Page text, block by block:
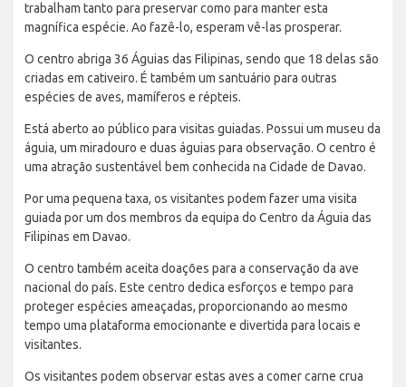
trabalham tanto para preservar como para manter esta
magnífica espécie. Ao fazê-lo, esperam vê-las prosperar.
O centro abriga 36 Águias das Filipinas, sendo que 18 delas são
criadas em cativeiro. É também um santuário para outras
espécies de aves, mamíferos e répteis.
Está aberto ao público para visitas guiadas. Possui um museu da
águia, um miradouro e duas águias para observação. O centro é
uma atração sustentável bem conhecida na Cidade de Davao.
Por uma pequena taxa, os visitantes podem fazer uma visita
guiada por um dos membros da equipa do Centro da Águia das
Filipinas em Davao.
O centro também aceita doações para a conservação da ave
nacional do país. Este centro dedica esforços e tempo para
proteger espécies ameaçadas, proporcionando ao mesmo
tempo uma plataforma emocionante e divertida para locais e
visitantes.
Os visitantes podem observar estas aves a comer carne crua